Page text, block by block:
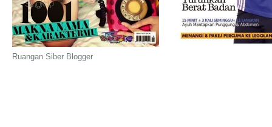
Ruangan Siber Blogger